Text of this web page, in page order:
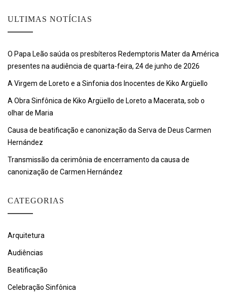
ULTIMAS NOTÍCIAS
O Papa Leão saúda os presbíteros Redemptoris Mater da América
presentes na audiência de quarta-feira, 24 de junho de 2026
A Virgem de Loreto e a Sinfonia dos Inocentes de Kiko Argüello
A Obra Sinfônica de Kiko Argüello de Loreto a Macerata, sob o
olhar de Maria
Causa de beatificação e canonização da Serva de Deus Carmen
Hernández
Transmissão da cerimônia de encerramento da causa de
canonização de Carmen Hernández
CATEGORIAS
Arquitetura
Audiências
Beatificação
Celebração Sinfônica